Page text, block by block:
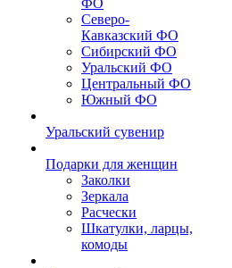
ФО
Северо-
Кавказский ФО
Сибирский ФО
Уральский ФО
Центральный ФО
Южный ФО
Уральский сувенир
Подарки для женщин
Заколки
Зеркала
Расчески
Шкатулки, ларцы,
комоды